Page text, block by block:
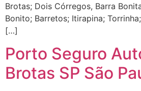
Brotas; Dois Córregos, Barra
Bonito; Barretos; Itirapina;
[…]
Porto Seguro
Brotas SP São